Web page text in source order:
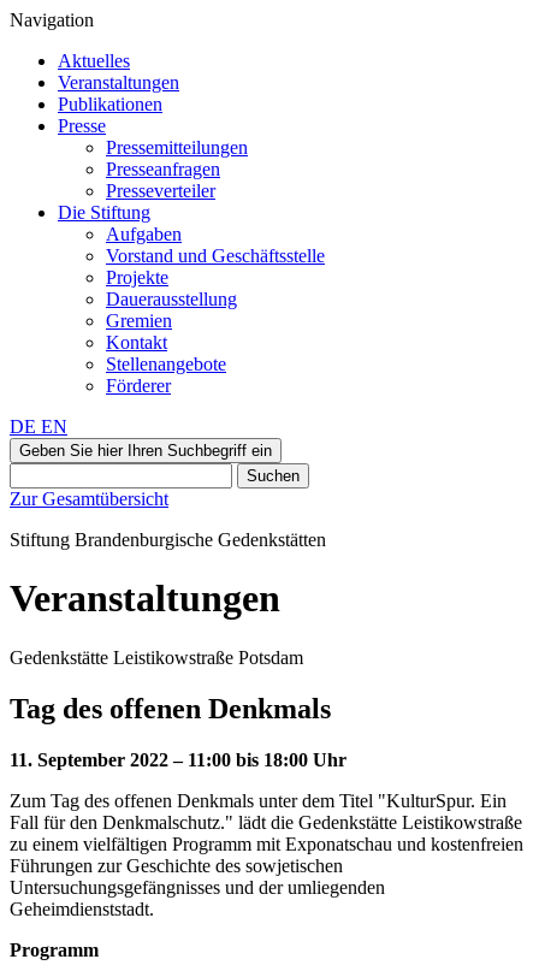
Navigation
Aktuelles
Veranstaltungen
Publikationen
Presse
Pressemitteilungen
Presseanfragen
Presseverteiler
Die Stiftung
Aufgaben
Vorstand und Geschäftsstelle
Projekte
Dauerausstellung
Gremien
Kontakt
Stellenangebote
Förderer
DE EN
Geben Sie hier Ihren Suchbegriff ein
Suchen
Zur Gesamtübersicht
Stiftung Brandenburgische Gedenkstätten
Veranstaltungen
Gedenkstätte Leistikowstraße Potsdam
Tag des offenen Denkmals
11. September 2022 – 11:00 bis 18:00 Uhr
Zum Tag des offenen Denkmals unter dem Titel "KulturSpur. Ein
Fall für den Denkmalschutz." lädt die Gedenkstätte Leistikowstraße
zu einem vielfältigen Programm mit Exponatschau und kostenfreien
Führungen zur Geschichte des sowjetischen
Untersuchungsgefängnisses und der umliegenden
Geheimdienststadt.
Programm